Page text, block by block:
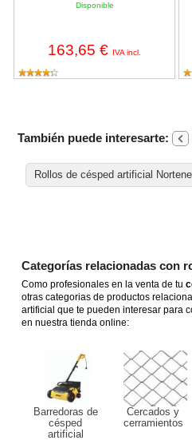
Disponible
163,65 € IVA incl.
También puede interesarte:
Rollos de césped artificial Nortene
Categorías relacionadas con
Como profesionales en la venta de tu
otras categorias de productos
artificial que te pueden interesar para
en nuestra tienda online:
Barredoras de
césped
artificial
Cercados y
cerramientos